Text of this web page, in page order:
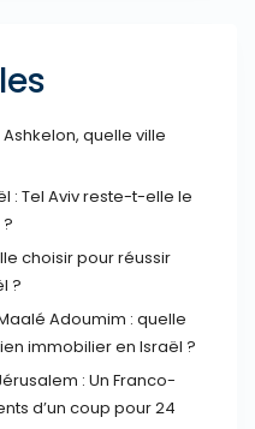
quelle ville
: Tel Aviv reste-t-elle le
choisir pour réussir
?
Adoumim : quelle
immobilier en Israël ?
: Un Franco-
d’un coup pour 24